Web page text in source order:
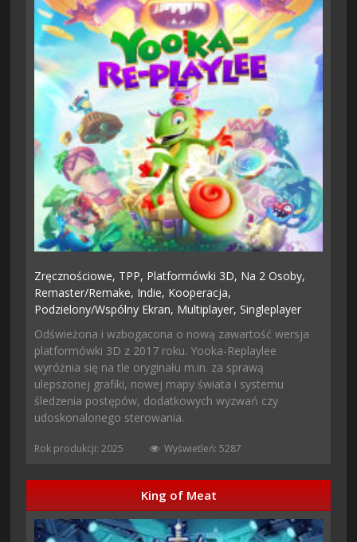
Zręcznościowe, TPP, Platformówki 3D, Na 2 Osoby,
Remaster/remake, Indie, Kooperacja,
Podzielony/wspólny Ekran, Multiplayer,Singleplayer
Odświeżona i wzbogacona o nową zawartość wersja
platformówki 3D z 2017 roku. Yooka-Replaylee
wyróżnia się na tle oryginału m.in. za sprawą
ulepszonej grafiki, nowej mapy świata i systemu
śledzenia postępów, dodatkowych wyzwań czy
udoskonalonego sterowania.
Rok produkcji: 2025 Wyświetleń: 5287
King of Meat